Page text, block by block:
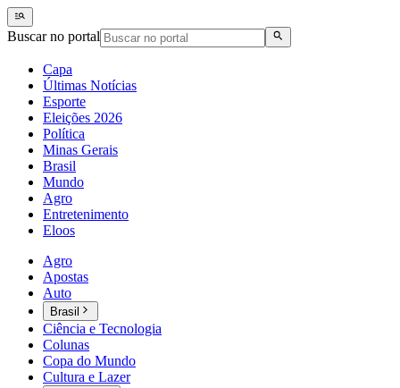
Buscar no portal
Capa
Últimas Notícias
Esporte
Eleições 2026
Política
Minas Gerais
Brasil
Mundo
Agro
Entretenimento
Eloos
Agro
Apostas
Auto
Brasil
Ciência e Tecnologia
Colunas
Copa do Mundo
Cultura e Lazer